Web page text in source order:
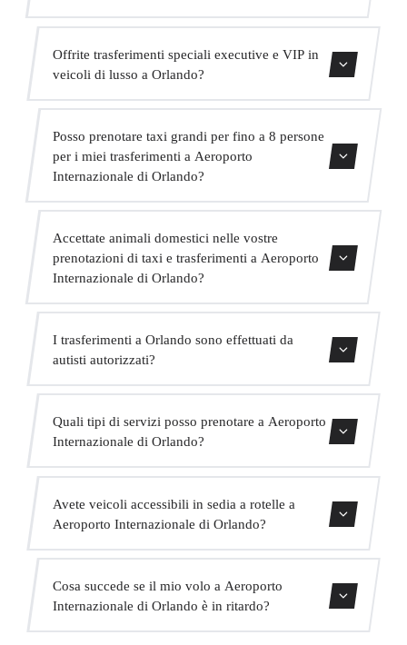
1, 2 e 3) completamente gratuiti. Basta indicarlo al
Offrite trasferimenti speciali executive e VIP in
veicoli di lusso a Orlando?
Mercedes di alta gamma, un autista in abito bilingue e
extra come acqua e WiFi a bordo.
Posso prenotare taxi grandi per fino a 8 persone
per i miei trasferimenti a Aeroporto
Internazionale di Orlando?
minibus per fino a 16 passeggeri per grandi gruppi.
Accettate animali domestici nelle vostre
prenotazioni di taxi e trasferimenti a Aeroporto
Internazionale di Orlando?
Chiediamo di indicarlo al momento della prenotazione
I trasferimenti a Orlando sono effettuati da
autisti autorizzati?
assicurazione professionale e veicoli con revisione attuale.
Quali tipi di servizi posso prenotare a Aeroporto
Internazionale di Orlando?
e trasporto di gruppo.
Avete veicoli accessibili in sedia a rotelle a
Aeroporto Internazionale di Orlando?
ridotta. Indicate questo al momento della prenotazione e
Cosa succede se il mio volo a Aeroporto
Internazionale di Orlando è in ritardo?